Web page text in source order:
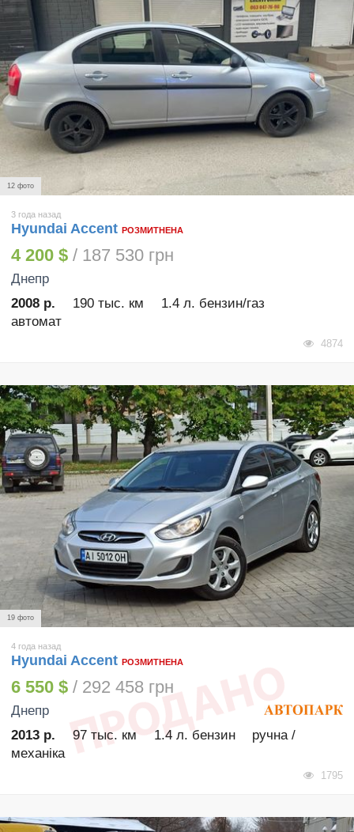
12 фото
3 года назад
Hyundai Accent РОЗМИТНЕНА
4 200 $ / 187 530 грн
Днепр
2008 р.
190 тыс. км
1.4 л. бензин/газ
автомат
4874
19 фото
4 года назад
Hyundai Accent РОЗМИТНЕНА
6 550 $ / 292 458 грн
Днепр
2013 р.
97 тыс. км 1.4 л. бензин
ручна /
механіка
1795